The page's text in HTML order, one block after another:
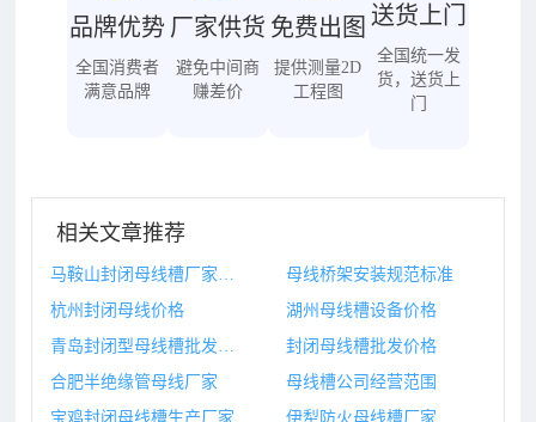
品牌优势
全国消费者
满意品牌
厂家供货
避免中间商
赚差价
免费出图
提供测量2D
工程图
送货上门
全国统一发
货，送货上
门
相关文章推荐
母线桥架安装规范标准
杭州封闭母线价格
湖州母线槽设备价格
封闭母线槽批发价格
合肥半绝缘管母线厂家
母线槽公司经营范围
宝鸡封闭母线槽生产厂家
伊犁防火母线槽厂家